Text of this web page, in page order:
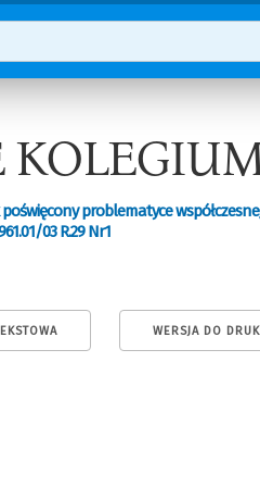
problematyce
03 R.29 Nr1
WERSJA DO